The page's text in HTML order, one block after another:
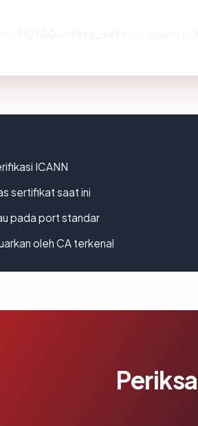
ICANN
sertifikat saat ini
pada port standar
oleh CA terkenal